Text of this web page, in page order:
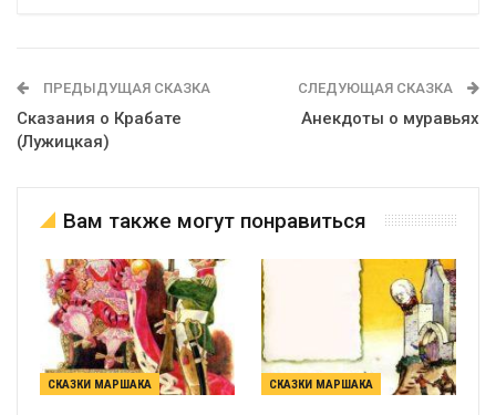
ПРЕДЫДУЩАЯ СКАЗКА
Сказания о Крабате
(Лужицкая)
СЛЕДУЮЩАЯ СКАЗКА
Анекдоты о муравьях
Вам также могут понравиться
СКАЗКИ МАРШАКА СКАЗКИ МАРШАКА